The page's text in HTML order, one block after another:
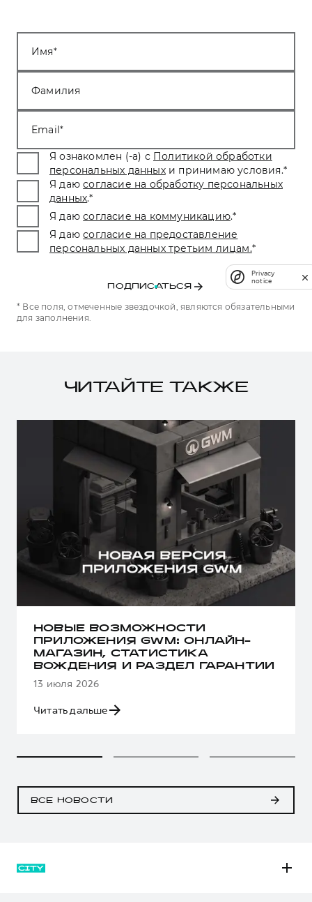
Имя
Фамилия
Email
Я ознакомлен (-а) с Политикой обработки
персональных данных и принимаю условия.*
Я даю согласие на обработку персональных
данных.*
Я даю согласие на коммуникацию.*
Я даю согласие на предоставление
персональных данных третьим лицам.*
ПОДПИСАТЬСЯ
* Все поля, отмеченные звездочкой, являются обязательными
для заполнения.
ЧИТАЙТЕ ТАКЖЕ
НОВЫЕ ВОЗМОЖНОСТИ
ПРИЛОЖЕНИЯ GWM: ОНЛАЙН-
МАГАЗИН, СТАТИСТИКА
ВОЖДЕНИЯ И РАЗДЕЛ ГАРАНТИИ
13 июля 2026
Читать дальше
ВСЕ НОВОСТИ
Privacy
notice